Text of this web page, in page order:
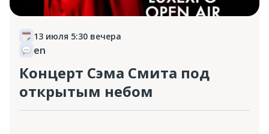
13 июля 5:30 вечера
en
Концерт Сэма Смита под
открытым небом